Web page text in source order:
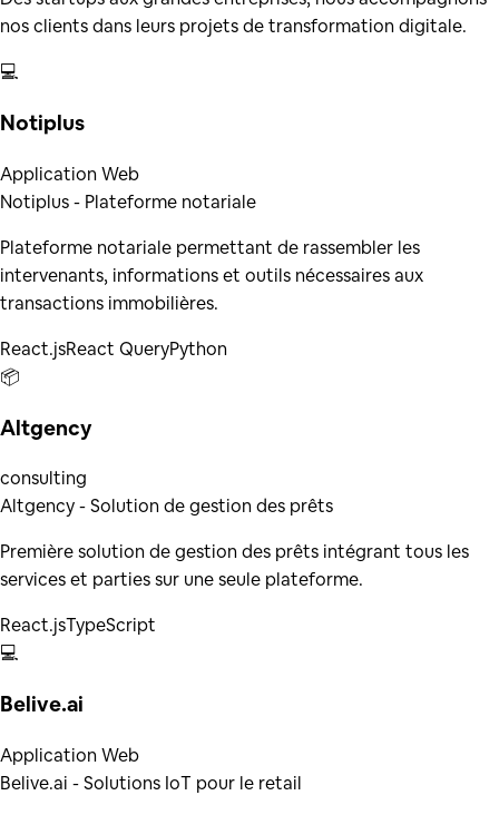
nos clients dans leurs projets de transformation digitale.
💻
Notiplus
Application Web
Notiplus - Plateforme notariale
Plateforme notariale permettant de rassembler les
intervenants, informations et outils nécessaires aux
transactions immobilières.
React.jsReact QueryPython
📦
Altgency
consulting
Altgency - Solution de gestion des prêts
Première solution de gestion des prêts intégrant tous les
services et parties sur une seule plateforme.
React.jsTypeScript
💻
Belive.ai
Application Web
Belive.ai - Solutions IoT pour le retail